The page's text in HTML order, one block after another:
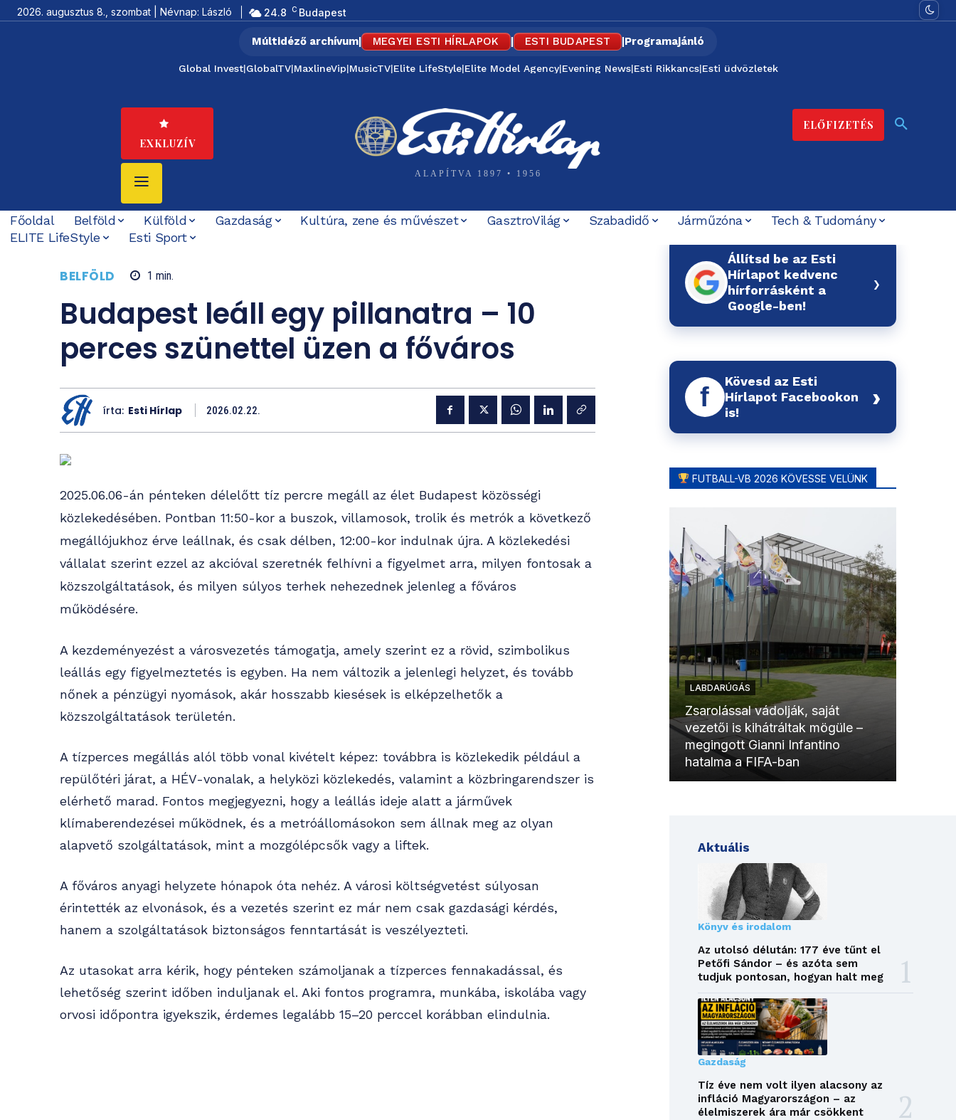
2026. augusztus 8., szombat | Névnap: László 24.8 C Budapest
Múltidéző archívum| MEGYEI ESTI HÍRLAPOK | ESTI BUDAPEST |Programajánló
Global Invest|GlobalTV|MaxlineVip|MusicTV|Elite LifeStyle|Elite Model Agency|Evening News|Esti Rikkancs|Esti üdvözletek
EXKLUZÍV
ALAPÍTVA 1897 • 1956
ELŐFIZETÉS
Főoldal Belföld Külföld Gazdaság Kultúra, zene és művészet GasztroVilág Szabadidő Járműzóna
Tech & Tudomány
ELITE LifeStyle
Esti Sport
BELFÖLD 1 min.
Budapest leáll egy pillanatra – 10
perces szünettel üzen a főváros
írta: Esti Hírlap 2026.02.22.
2025.06.06-án pénteken délelőtt tíz percre megáll az élet Budapest közösségi
közlekedésében. Pontban 11:50-kor a buszok, villamosok, trolik és metrók a következő
megállójukhoz érve leállnak, és csak délben, 12:00-kor indulnak újra. A közlekedési
vállalat szerint ezzel az akcióval szeretnék felhívni a figyelmet arra, milyen fontosak a
közszolgáltatások, és milyen súlyos terhek nehezednek jelenleg a főváros
működésére.
A kezdeményezést a városvezetés támogatja, amely szerint ez a rövid, szimbolikus
leállás egy figyelmeztetés is egyben. Ha nem változik a jelenlegi helyzet, és tovább
nőnek a pénzügyi nyomások, akár hosszabb kiesések is elképzelhetők a
közszolgáltatások területén.
A tízperces megállás alól több vonal kivételt képez: továbbra is közlekedik például a
repülőtéri járat, a HÉV-vonalak, a helyközi közlekedés, valamint a közbringarendszer is
elérhető marad. Fontos megjegyezni, hogy a leállás ideje alatt a járművek
klímaberendezései működnek, és a metróállomásokon sem állnak meg az olyan
alapvető szolgáltatások, mint a mozgólépcsők vagy a liftek.
A főváros anyagi helyzete hónapok óta nehéz. A városi költségvetést súlyosan
érintették az elvonások, és a vezetés szerint ez már nem csak gazdasági kérdés,
hanem a szolgáltatások biztonságos fenntartását is veszélyezteti.
Az utasokat arra kérik, hogy pénteken számoljanak a tízperces fennakadással, és
lehetőség szerint időben induljanak el. Aki fontos programra, munkába, iskolába vagy
orvosi időpontra igyekszik, érdemes legalább 15–20 perccel korábban elindulnia.
Állítsd be az Esti
Hírlapot kedvenc
hírforrásként a
Google-ben!
›
f
Kövesd az Esti
Hírlapot Facebookon
is!
›
FUTBALL-VB 2026 KÖVESSE VELÜNK
LABDARÚGÁS
Zsarolással vádolják, saját
vezetői is kihátráltak mögüle –
megingott Gianni Infantino
hatalma a FIFA-ban
Aktuális
Könyv és irodalom
Az utolsó délután: 177 éve tűnt el
Petőfi Sándor – és azóta sem
tudjuk pontosan, hogyan halt meg
Gazdaság
Tíz éve nem volt ilyen alacsony az
infláció Magyarországon – az
élelmiszerek ára már csökkent